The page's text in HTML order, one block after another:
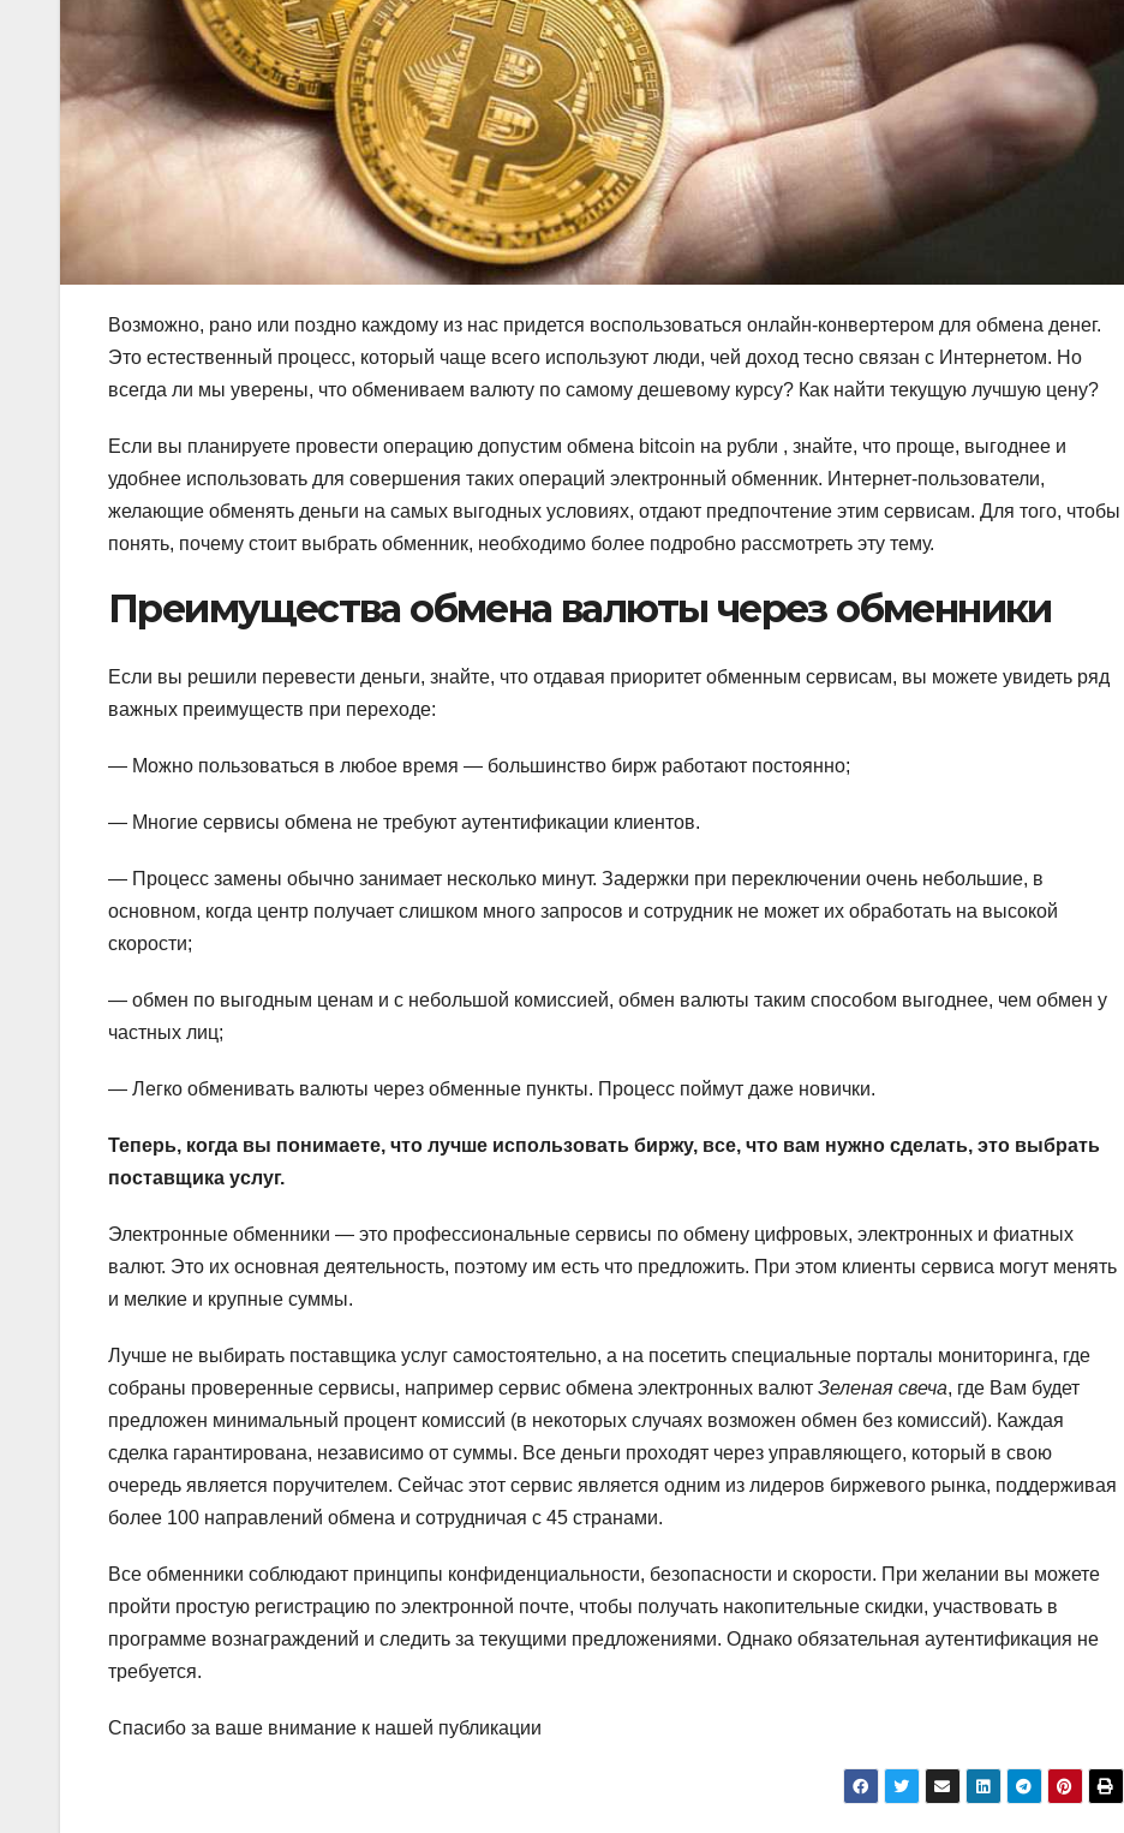
Возможно, рано или поздно каждому из нас придется воспользоваться онлайн-конвертером для обмена денег.
Это естественный процесс, который чаще всего используют люди, чей доход тесно связан с Интернетом. Но
всегда ли мы уверены, что обмениваем валюту по самому дешевому курсу? Как найти текущую лучшую цену?
Если вы планируете провести операцию допустим обмена bitcoin на рубли , знайте, что проще, выгоднее и
удобнее использовать для совершения таких операций электронный обменник. Интернет-пользователи,
желающие обменять деньги на самых выгодных условиях, отдают предпочтение этим сервисам. Для того, чтобы
понять, почему стоит выбрать обменник, необходимо более подробно рассмотреть эту тему.
Преимущества обмена валюты через обменники
Если вы решили перевести деньги, знайте, что отдавая приоритет обменным сервисам, вы можете увидеть ряд
важных преимуществ при переходе:
— Можно пользоваться в любое время — большинство бирж работают постоянно;
— Многие сервисы обмена не требуют аутентификации клиентов.
— Процесс замены обычно занимает несколько минут. Задержки при переключении очень небольшие, в
основном, когда центр получает слишком много запросов и сотрудник не может их обработать на высокой
скорости;
— обмен по выгодным ценам и с небольшой комиссией, обмен валюты таким способом выгоднее, чем обмен у
частных лиц;
— Легко обменивать валюты через обменные пункты. Процесс поймут даже новички.
Теперь, когда вы понимаете, что лучше использовать биржу, все, что вам нужно сделать, это выбрать
поставщика услуг.
Электронные обменники — это профессиональные сервисы по обмену цифровых, электронных и фиатных
валют. Это их основная деятельность, поэтому им есть что предложить. При этом клиенты сервиса могут менять
и мелкие и крупные суммы.
Лучше не выбирать поставщика услуг самостоятельно, а на посетить специальные порталы мониторинга, где
собраны проверенные сервисы, например сервис обмена электронных валют Зеленая свеча, где Вам будет
предложен минимальный процент комиссий (в некоторых случаях возможен обмен без комиссий). Каждая
сделка гарантирована, независимо от суммы. Все деньги проходят через управляющего, который в свою
очередь является поручителем. Сейчас этот сервис является одним из лидеров биржевого рынка, поддерживая
более 100 направлений обмена и сотрудничая с 45 странами.
Все обменники соблюдают принципы конфиденциальности, безопасности и скорости. При желании вы можете
пройти простую регистрацию по электронной почте, чтобы получать накопительные скидки, участвовать в
программе вознаграждений и следить за текущими предложениями. Однако обязательная аутентификация не
требуется.
Спасибо за ваше внимание к нашей публикации